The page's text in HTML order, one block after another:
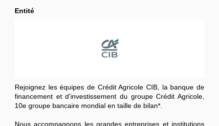
Entité
Rejoignez les équipes de Crédit Agricole CIB, la banque de
financement et d'investissement du groupe Crédit Agricole,
10e groupe bancaire mondial en taille de bilan*.
Nous accompagnons les grandes entreprises et institutions